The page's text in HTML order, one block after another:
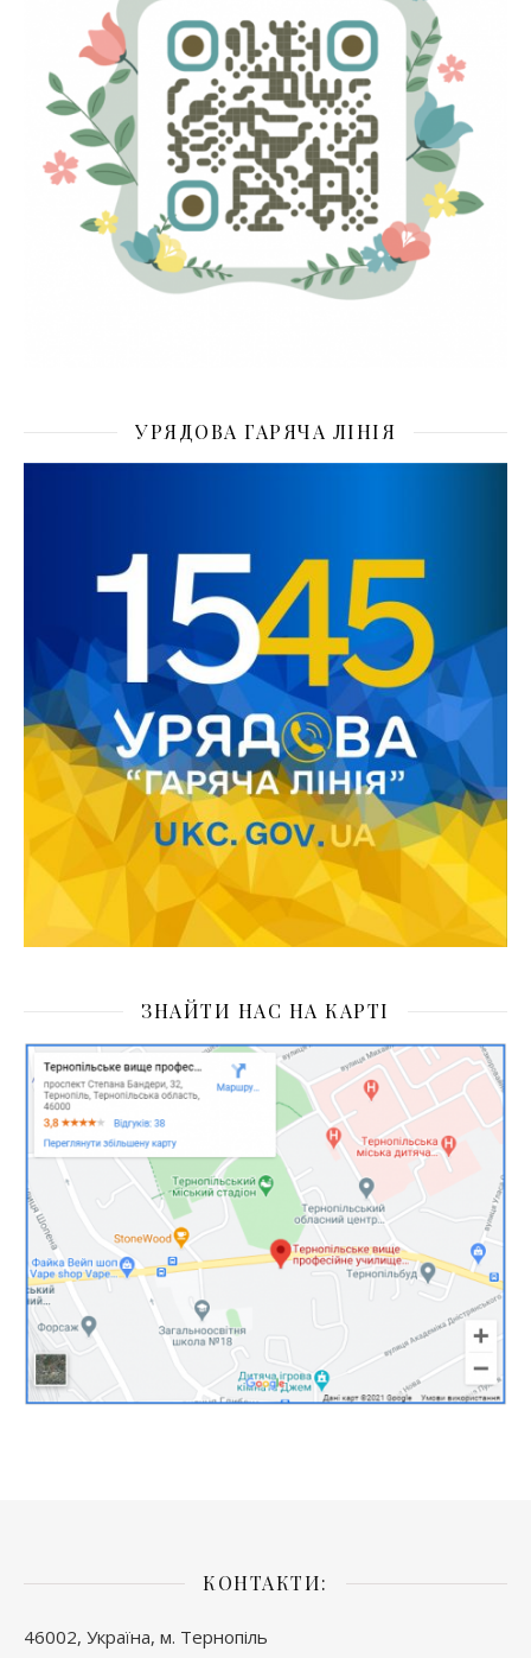
УРЯДОВА ГАРЯЧА ЛІНІЯ
ЗНАЙТИ НАС НА КАРТІ
КОНТАКТИ:
46002, Україна, м. Тернопіль